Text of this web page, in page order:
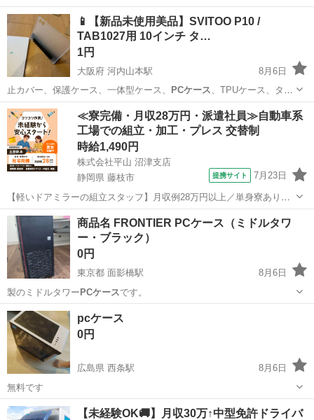
📱【新品未使用美品】SVITOO P10 /
TAB1027用 10インチ タ…
1円
大阪府 河内山本駅
8月6日
止カバー、保護ケース、一体型ケース、
PCケース、TPUケース、タブ
レットアクセサリ…
大阪 八尾市 河内山本駅 携帯アクセサリー ケース
≪寮完備・月収28万円・派遣社員≫自動車系
工場での組立・加工・プレス 交替制
時給1,490円
株式会社平山 沼津支店
静岡県 藤枝市
提携サイト 7月23日
【軽いドアミラーの組立スタッフ】月収例28万円以上／単身寮あり／
年間休日121日／初めてさんも安心のカンタン作業 【未経験歓迎】軽
いドアミラーの組立スタッフ｜新設のキレイな工場◎男女活躍中！ 大
手自動車部品メーカーの新設工...
静岡 藤枝市 その他
商品名 FRONTIER PCケース（ミドルタワ
ー・ブラック）
0円
東京都 面影橋駅
8月6日
製のミドルタワー PCケースです。
東京 豊島区
pcケース
0円
広島県 西条駅
8月6日
無料です
広島 東広島市 西条駅 PCパーツ
【未経験OK🚚】月収30万↑中型免許ドライバ